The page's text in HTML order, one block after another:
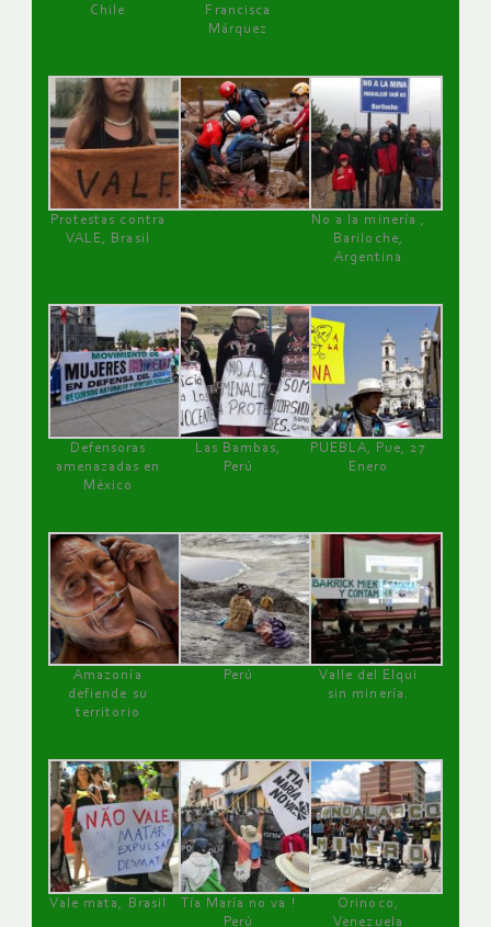
Chile
Francisca
Márquez
Protestas contra
VALE, Brasil
No a la minería ,
Bariloche,
Argentina
Defensoras
amenazadas en
México
Las Bambas,
Perú
PUEBLA, Pue, 27
Enero
Amazonía
defiende su
territorio
Perú
Valle del Elqui
sin minería.
Vale mata, Brasil
Tía María no va !
Perú
Orinoco,
Venezuela